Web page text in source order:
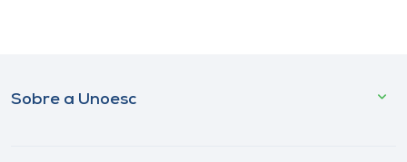
Sobre a Unoesc